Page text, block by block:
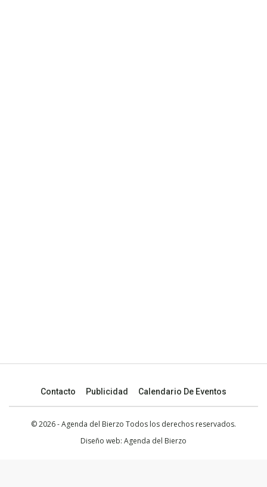
Contacto Publicidad Calendario De Eventos
© 2026 - Agenda del Bierzo Todos los derechos reservados.
Diseño web: Agenda del Bierzo